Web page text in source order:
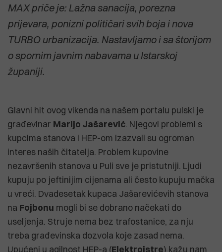
MAX priče je: Lažna sanacija, porezna
prijevara, ponizni političari svih boja i nova
TURBO urbanizacija. Nastavljamo i sa štorijom
o spornim javnim nabavama u Istarskoj
županiji.
Glavni hit ovog vikenda na našem portalu pulski je
građevinar Marijo Jašarević. Njegovi problemi s
kupcima stanova i HEP-om izazvali su ogroman
interes naših čitatelja. Problem kupovine
nezavršenih stanova u Puli sve je pristutniji. Ljudi
kupuju po jeftinijim cijenama ali često kupuju mačka
u vreći. Dvadesetak kupaca Jašarevićevih stanova
na Fojbonu mogli bi se dobrano načekati do
useljenja. Struje nema bez trafostanice, za nju
treba građevinska dozvola koje zasad nema.
Upućeni u agilnost HEP-a (Elektroistre) kažu nam